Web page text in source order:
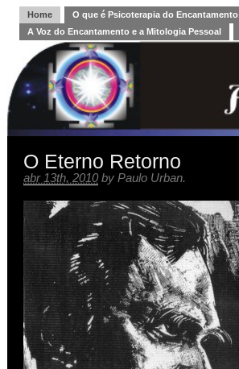
Home O que é Psicoterapia do Encantamento
A Voz do Encantamento e a Mitologia Pessoal
O Eterno Retorno
abr 13th, 2010 by Paulo Urban.